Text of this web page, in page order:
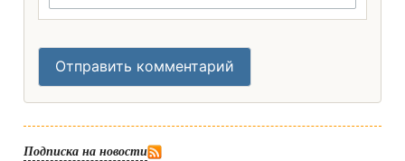
Отправить комментарий
Подписка на новости